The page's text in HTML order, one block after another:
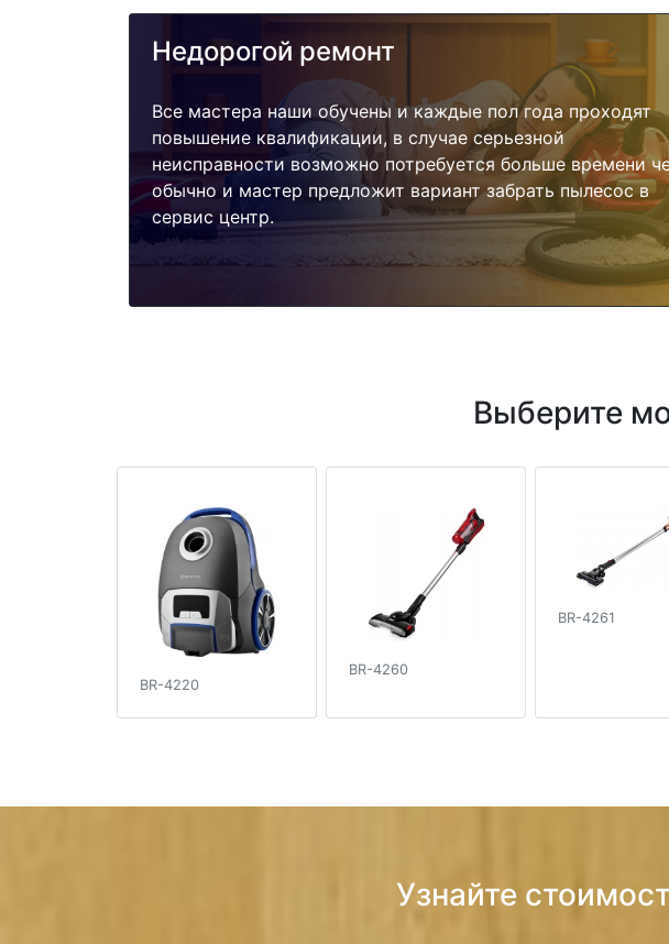
Недорогой ремонт
Все мастера наши обучены и каждые пол года проходят
повышение квалификации, в случае серьезной
неисправности возможно потребуется больше времени
обычно и мастер предложит вариант забрать пылесос в
сервис центр.
Выберите
BR-4220
BR-4260
BR-4261
Узнайте